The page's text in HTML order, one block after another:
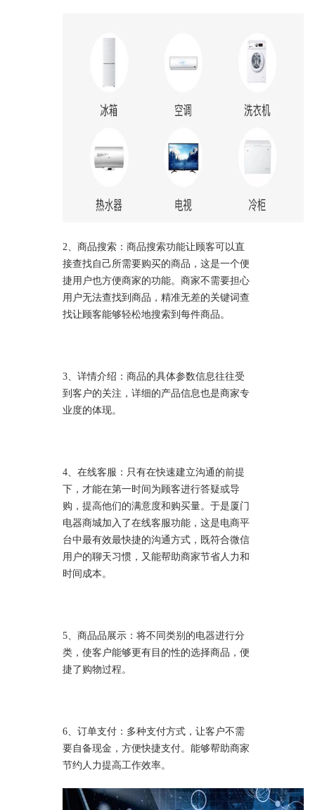
2、商品搜索：商品搜索功能让顾客可以直
接查找自己所需要购买的商品，这是一个便
捷用户也方便商家的功能。商家不需要担心
用户无法查找到商品，精准无差的关键词查
找让顾客能够轻松地搜索到每件商品。
3、详情介绍：商品的具体参数信息往往受
到客户的关注，详细的产品信息也是商家专
业度的体现。
4、在线客服：只有在快速建立沟通的前提
下，才能在第一时间为顾客进行答疑或导
购，提高他们的满意度和购买量。于是厦门
电器商城加入了在线客服功能，这是电商平
台中最有效最快捷的沟通方式，既符合微信
用户的聊天习惯，又能帮助商家节省人力和
时间成本。
5、商品品展示：将不同类别的电器进行分
类，使客户能够更有目的性的选择商品，便
捷了购物过程。
6、订单支付：多种支付方式，让客户不需
要自备现金，方便快捷支付。能够帮助商家
节约人力提高工作效率。